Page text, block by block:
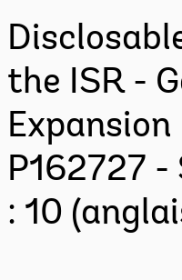
the ISR -
P162727 -
: 10